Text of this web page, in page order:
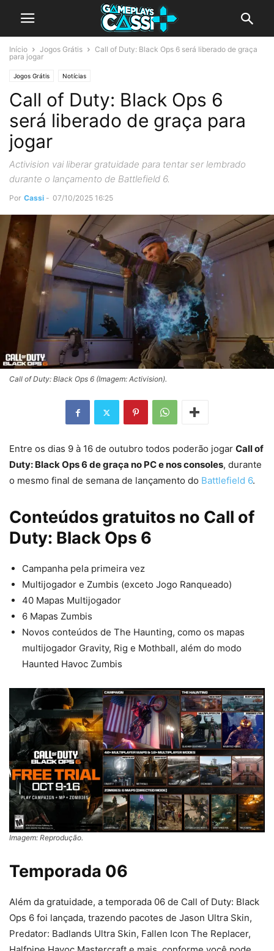
Início Jogos Grátis
Call of Duty: Black Ops 6 será liberado de graça
para jogar
Jogos Grátis Notícias
Call of Duty: Black Ops 6
será liberado de graça para
jogar
Activision vai liberar gratuidade para tentar ser lembrado
durante o lançamento de Battlefield 6.
Por Cassi - 07/10/2025 16:25
Call of Duty: Black Ops 6 (Imagem: Activision).
Entre os dias 9 à 16 de outubro todos poderão jogar Call of
Duty: Black Ops 6 de graça no PC e nos consoles, durante
o mesmo final de semana de lançamento do Battlefield 6.
Conteúdos gratuitos no Call of
Duty: Black Ops 6
Campanha pela primeira vez
Multijogador e Zumbis (exceto Jogo Ranqueado)
40 Mapas Multijogador
6 Mapas Zumbis
Novos conteúdos de The Haunting, como os mapas
multijogador Gravity, Rig e Mothball, além do modo
Haunted Havoc Zumbis
Imagem: Reprodução.
Temporada 06
Além da gratuidade, a temporada 06 de Call of Duty: Black
Ops 6 foi lançada, trazendo pacotes de Jason Ultra Skin,
Predator: Badlands Ultra Skin, Fallen Icon The Replacer,